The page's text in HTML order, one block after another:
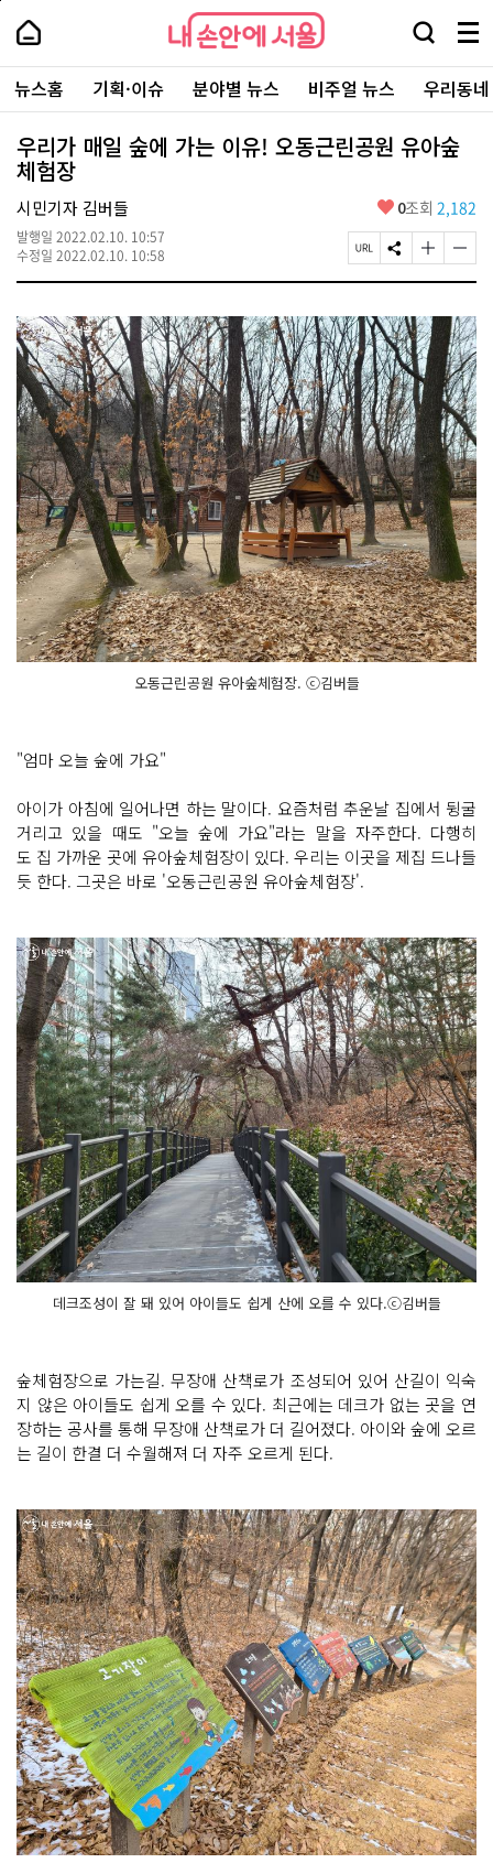
본
로
가
내
손
안
에
서
울
-
서
울
시
대
표
소
통
포
내
손
에
울
검
창
열
기
메
뉴
전
체
보
주
요
서
뉴스홈 기획·이슈 분야별 뉴스 비주얼 뉴스 우리동
우리가 매일 숲에 가는 이유! 오동근린공원 유아숲
체험장
시민기자 김버들
발행일 2022.02.10. 10:57
수정일 2022.02.10. 10:58
좋
요
0조회 2,182
페
이
U
R
L
복
사
S
N
공
유
하
기
글
자
기
크
게
변
경
하
기
글
자
기
작
게
변
경
하
기
오동근린공원 유아숲체험장. ⓒ김버들
"엄마 오늘 숲에 가요"
아이가 아침에 일어나면 하는 말이다. 요즘처럼 추운날 집에서 뒹굴
거리고 있을 때도 "오늘 숲에 가요"라는 말을 자주한다. 다행히
도 집 가까운 곳에 유아숲체험장이 있다. 우리는 이곳을 제집 드나들
듯 한다. 그곳은 바로 '오동근린공원 유아숲체험장'.
데크조성이 잘 돼 있어 아이들도 쉽게 산에 오를 수 있다.ⓒ김버들
숲체험장으로 가는길. 무장애 산책로가 조성되어 있어 산길이 익숙
지 않은 아이들도 쉽게 오를 수 있다. 최근에는 데크가 없는 곳을 연
장하는 공사를 통해 무장애 산책로가 더 길어졌다. 아이와 숲에 오르
는 길이 한결 더 수월해져 더 자주 오르게 된다.
페
상
단
로